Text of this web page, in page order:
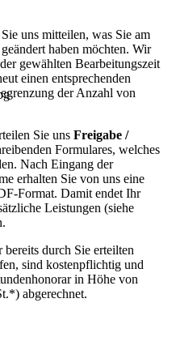
uns mitteilen, was Sie am
haben möchten. Wir
gewählten Bearbeitungszeit
einen entsprechenden
der Anzahl von
Sie uns Freigabe /
Formulares, welches
Nach Eingang der
erhalten Sie von uns eine
Format. Damit endet Ihr
Leistungen (siehe
bereits durch Sie erteilten
sind kostenpflichtig und
in Höhe von
abgerechnet.